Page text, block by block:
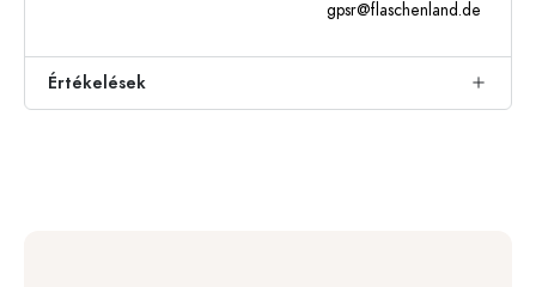
gpsr@flaschenland.de
Értékelések